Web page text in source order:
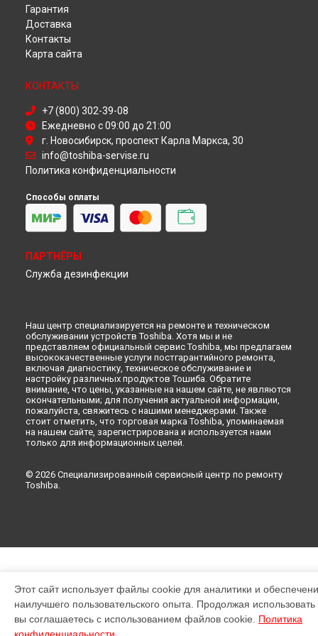
Ремонт телевизора 32S3653 Toshiba в
Ремонт телевизора 32S3653 Toshiba в
Ремонт телевизора 32S3653 Toshiba в
Ремонт телевизора 32S3653 Toshiba в
Гарантия
Доставка
Контакты
Карта сайта
КОНТАКТЫ
+7 (800) 302-39-08
Ежедневно с 09:00 до 21:00
г. Новосибирск, проспект Карла Маркса, 30
info@toshiba-servise.ru
Политика конфиденциальности
Способы оплаты
ПАРТНЁРЫ
Служба дезинфекции
Наш центр специализируется на ремонте и техническом
обслуживании устройств Toshiba. Хотя мы и не
представляем официальный сервис Toshiba, мы предлагаем
высококачественные услуги постгарантийного ремонта,
включая диагностику, техническое обслуживание и
настройку различных продуктов Тошиба. Обратите
внимание, что цены, указанные на нашем сайте, не являются
окончательными; для получения актуальной информации,
пожалуйста, свяжитесь с нашими менеджерами. Также
стоит отметить, что торговая марка Toshiba, упоминаемая
на нашем сайте, зарегистрирована и используется нами
только для информационных целей.
© 2026 Специализированный сервисный центр по ремонту
Toshiba.
Этот сайт использует файлы cookie для аналитики и
наилучшего пользовательского опыта. Продолжая использовать
вы соглашаетесь с использованием файлов cookie. Политика